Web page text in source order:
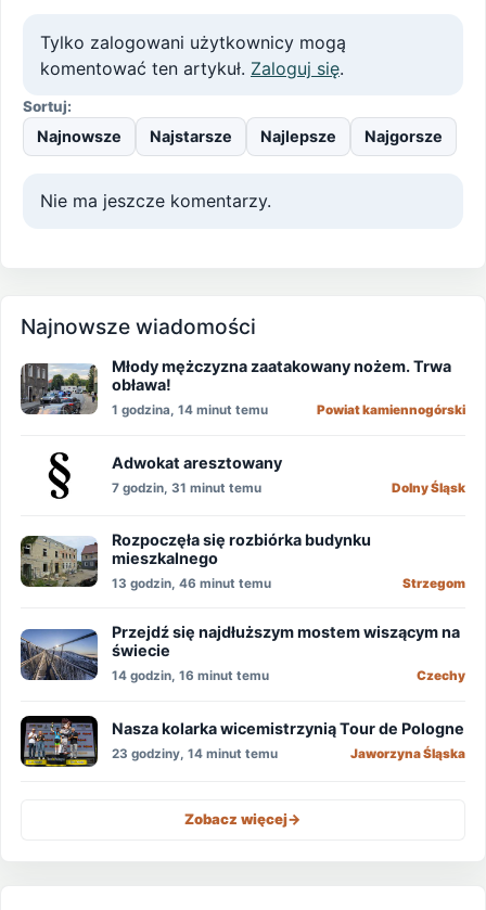
Tylko zalogowani użytkownicy mogą
komentować ten artykuł. Zaloguj się.
Sortuj:
Najnowsze Najstarsze Najlepsze Najgorsze
Nie ma jeszcze komentarzy.
Najnowsze wiadomości
Młody mężczyzna zaatakowany nożem. Trwa
obława!
1 godzina, 14 minut temu Powiat kamiennogórski
Adwokat aresztowany
7 godzin, 31 minut temu Dolny Śląsk
Rozpoczęła się rozbiórka budynku
mieszkalnego
13 godzin, 46 minut temu Strzegom
Przejdź się najdłuższym mostem wiszącym na
świecie
14 godzin, 16 minut temu Czechy
Nasza kolarka wicemistrzynią Tour de Pologne
23 godziny, 14 minut temu Jaworzyna Śląska
Zobacz więcej->